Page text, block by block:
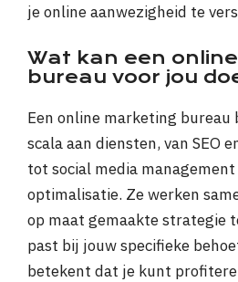
je online aanwezigheid te
Wat kan een
bureau voor jou
Een online marketing bureau
scala aan diensten, van SEO
tot social media management
optimalisatie. Ze werken
op maat gemaakte strategie
past bij jouw specifieke
betekent dat je kunt